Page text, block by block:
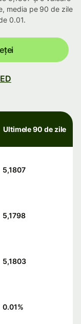
media pe 90 de zile
0.01.
Ultimele 90 de zile
5,1807
5,1798
5,1803
0.01%